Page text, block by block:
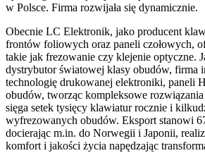
w Polsce. Firma rozwijała się dynamicznie.
Obecnie LC Elektronik, jako producent
frontów foliowych oraz paneli czołowych,
takie jak frezowanie czy klejenie optyczne.
dystrybutor światowej klasy obudów, firma
technologię drukowanej elektroniki, paneli
obudów, tworząc kompleksowe
sięga setek tysięcy klawiatur rocznie i
wyfrezowanych obudów. Eksport stanowi
docierając m.in. do Norwegii i Japonii,
komfort i jakości życia napędzając